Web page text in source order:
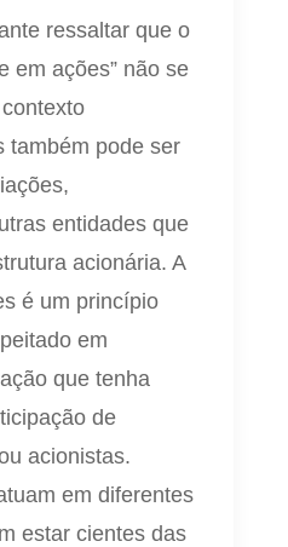
ressaltar que o
em ações” não se
também pode ser
entidades que
acionária. A
é um princípio
em
que tenha
de
acionistas.
em diferentes
estar cientes das